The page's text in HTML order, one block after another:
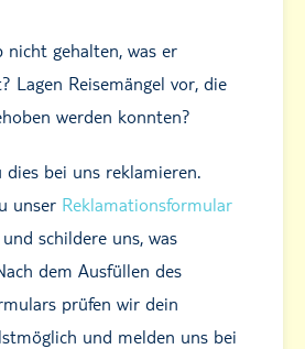
gehalten, was er
Lagen Reisemängel vor, die
werden konnten?
bei uns reklamieren.
unser Reklamationsformular
schildere uns, was
dem Ausfüllen des
prüfen wir dein
und melden uns bei